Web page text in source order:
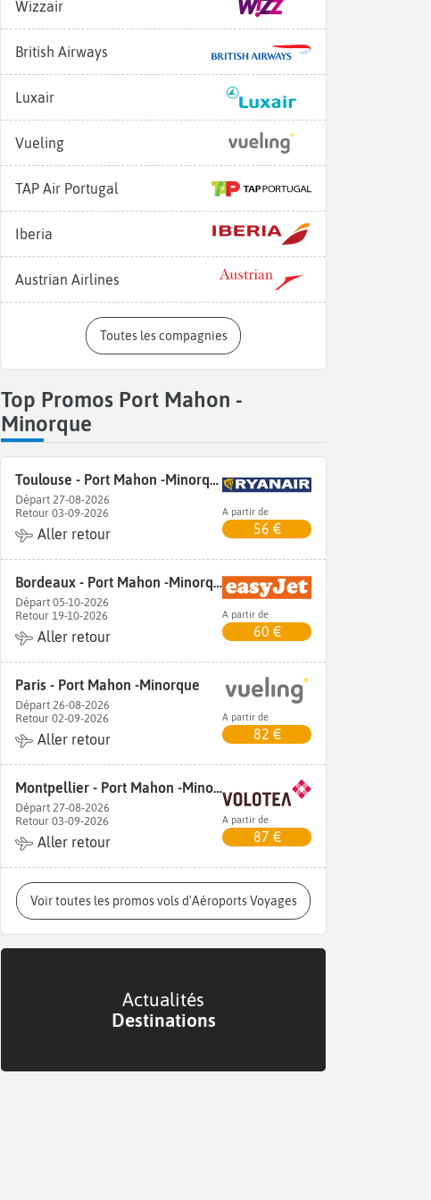
Wizzair
British Airways
Luxair
Vueling
TAP Air Portugal
Iberia
Austrian Airlines
Toutes les compagnies
Top Promos Port Mahon -
Minorque
Toulouse - Port Mahon -Minorque
Départ 27-08-2026
Retour 03-09-2026
Aller retour
A partir de
56 €
Bordeaux - Port Mahon -Minorque
Départ 05-10-2026
Retour 19-10-2026
Aller retour
A partir de
60 €
Paris - Port Mahon -Minorque
Départ 26-08-2026
Retour 02-09-2026
Aller retour
A partir de
82 €
Montpellier - Port Mahon -Minorque
Départ 27-08-2026
Retour 03-09-2026
Aller retour
A partir de
87 €
Voir toutes les promos vols d'Aéroports Voyages
Actualités
Destinations